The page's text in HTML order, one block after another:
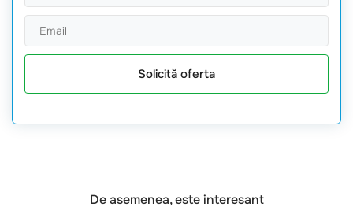
Solicită oferta
De asemenea, este interesant